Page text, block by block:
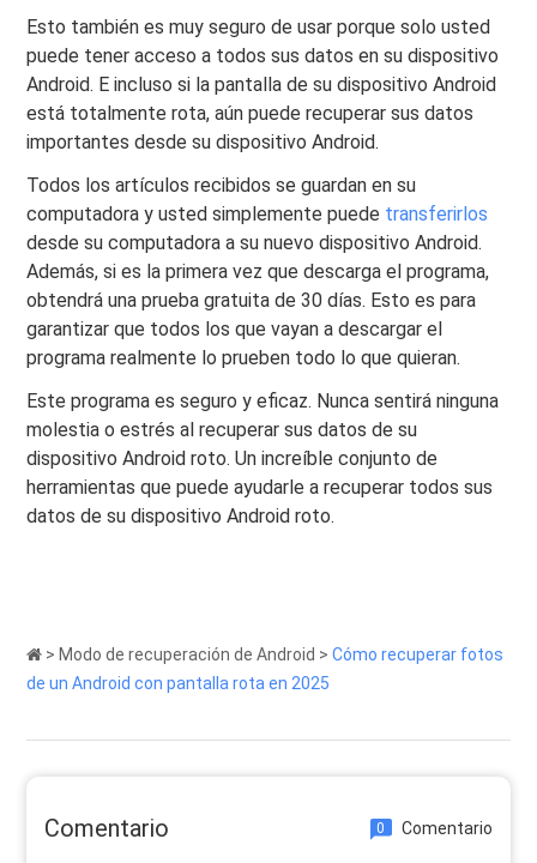
Esto también es muy seguro de usar porque solo usted
puede tener acceso a todos sus datos en su dispositivo
Android. E incluso si la pantalla de su dispositivo Android
está totalmente rota, aún puede recuperar sus datos
importantes desde su dispositivo Android.
Todos los artículos recibidos se guardan en su
computadora y usted simplemente puede transferirlos
desde su computadora a su nuevo dispositivo Android.
Además, si es la primera vez que descarga el programa,
obtendrá una prueba gratuita de 30 días. Esto es para
garantizar que todos los que vayan a descargar el
programa realmente lo prueben todo lo que quieran.
Este programa es seguro y eficaz. Nunca sentirá ninguna
molestia o estrés al recuperar sus datos de su
dispositivo Android roto. Un increíble conjunto de
herramientas que puede ayudarle a recuperar todos sus
datos de su dispositivo Android roto.
> Modo de recuperación de Android >Cómo recuperar fotos
de un Android con pantalla rota en 2025
Comentario 0 Comentario